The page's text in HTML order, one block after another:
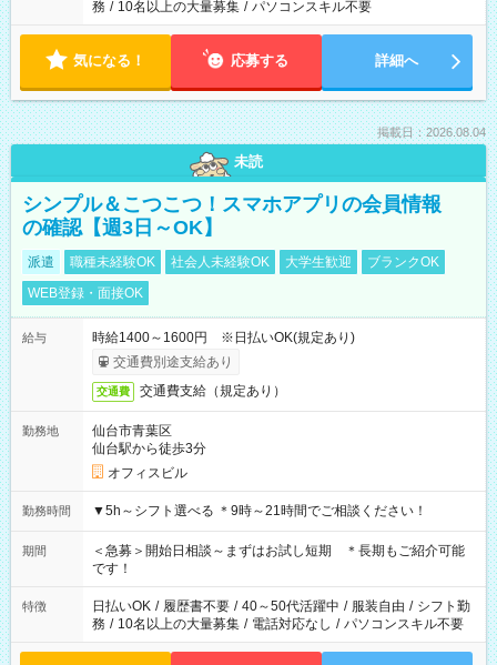
務 / 10名以上の大量募集 / パソコンスキル不要
気になる！ 応募する 詳細へ
掲載日：2026.08.04
未読
シンプル＆こつこつ！スマホアプリの会員情報
の確認【週3日～OK】
派遣 職種未経験OK 社会人未経験OK 大学生歓迎
ブランクOK
WEB登録・面接OK
給与
時給1400～1600円 ※日払いOK(規定あり)
交通費別途支給あり
交通費 交通費支給（規定あり）
勤務地
仙台市青葉区
仙台駅から徒歩3分
オフィスビル
勤務時間 ▼5h～シフト選べる ＊9時～21時間でご相談ください！
期間
＜急募＞開始日相談～まずはお試し短期 ＊長期もご紹介可能
です！
特徴 日払いOK / 履歴書不要 / 40～50代活躍中 / 服装自由 / シフト勤
務 / 10名以上の大量募集 / 電話対応なし / パソコンスキル不要